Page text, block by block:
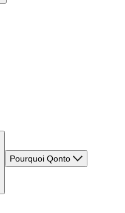
Pourquoi Qonto